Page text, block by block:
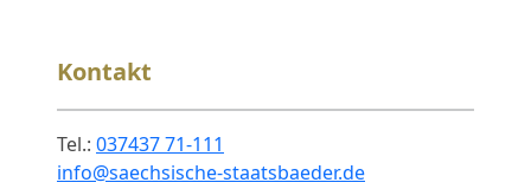
Kontakt
Tel.: 037437 71-111
info@saechsische-staatsbaeder.de